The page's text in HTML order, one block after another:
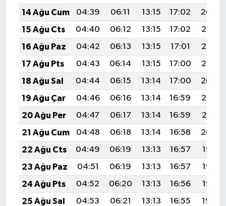
14 Ağu Cum
04:39 06:11 13:15 17:02
20:09
15 Ağu Cts
04:40 06:12 13:15 17:02
20:08
16 Ağu Paz
04:42 06:13 13:15 17:01
20:06
17 Ağu Pts
04:43 06:14 13:15 17:00
20:05
18 Ağu Sal
04:44 06:15 13:14 17:00
20:04
19 Ağu Çar
04:46 06:16 13:14 16:59
20:02
20 Ağu Per
04:47 06:17 13:14 16:59
20:01
21 Ağu Cum
04:48 06:18 13:14 16:58
20:00
22 Ağu Cts
04:49 06:19 13:13 16:57
19:58
23 Ağu Paz
04:51 06:19 13:13 16:57
19:57
24 Ağu Pts
04:52 06:20 13:13 16:56
19:56
25 Ağu Sal
04:53 06:21 13:13 16:55 19:54